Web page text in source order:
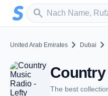
Zum Hauptinhalt springen
search
Sender suchen
United Arab Emirates chevron_right Dubai chevron_right